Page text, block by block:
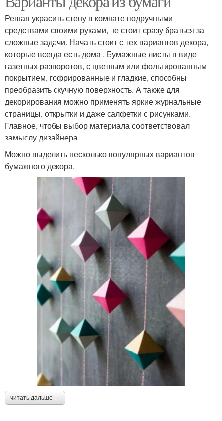
Решая украсить стену в комнате подручными
средствами своими руками, не стоит сразу браться за
сложные задачи. Начать стоит с тех вариантов декора,
которые всегда есть дома . Бумажные листы в виде
газетных разворотов, с цветным или фольгированным
покрытием, гофрированные и гладкие, способны
преобразить скучную поверхность. А также для
декорирования можно применять яркие журнальные
страницы, открытки и даже салфетки с рисунками.
Главное, чтобы выбор материала соответствовал
замыслу дизайнера.
Можно выделить несколько популярных вариантов
бумажного декора.
читать дальше →